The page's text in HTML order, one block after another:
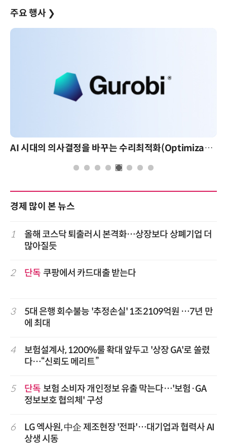
주요 행사 ❯
AI 시대의 의사결정을 바꾸는 수리최적화(Optimization): 실제 산업 적용 사례와 활용 전략
경제 많이 본 뉴스
1
올해 코스닥 퇴출러시 본격화…상장보다 상폐기업 더
많아질듯
2 단독 쿠팡에서 카드대출 받는다
3
5대 은행 회수불능 '추정손실' 1조2109억원 …7년 만
에 최대
4
보험설계사, 1200%룰 확대 앞두고 '상장 GA'로 쏠렸
다…“신뢰도 메리트”
5 단독 보험 소비자 개인정보 유출 막는다…'보험·GA
정보보호 협의체' 구성
6
LG 엑사원, 中企 제조현장 '전파'…대기업과 협력사 AI
상생 시동